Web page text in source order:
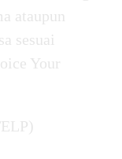
ataupun
sesuai
Your